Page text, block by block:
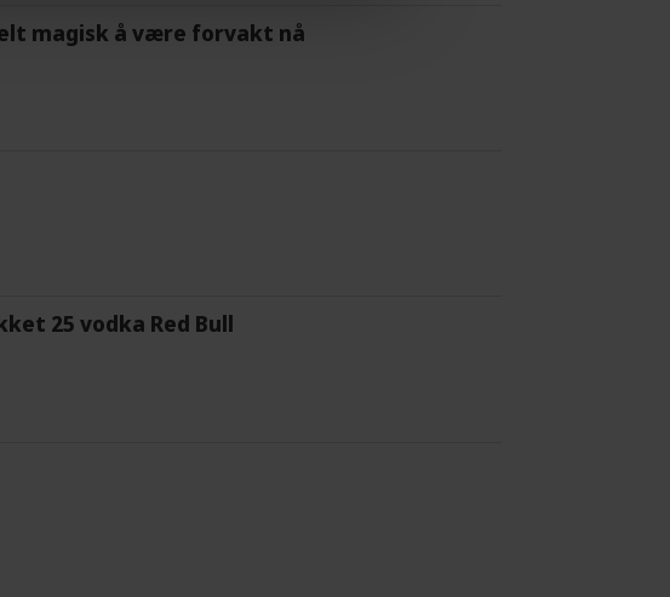
magisk å være forvakt nå
25 vodka Red Bull